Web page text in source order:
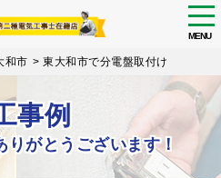
MENU
和市 >東大和市で分電盤取付け
事例
がとうございます！